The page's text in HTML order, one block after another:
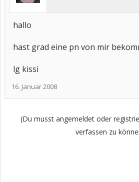
hallo
hast grad eine pn von mir
lg kissi
16. Januar 2008
(Du musst angemeldet oder
verfassen zu